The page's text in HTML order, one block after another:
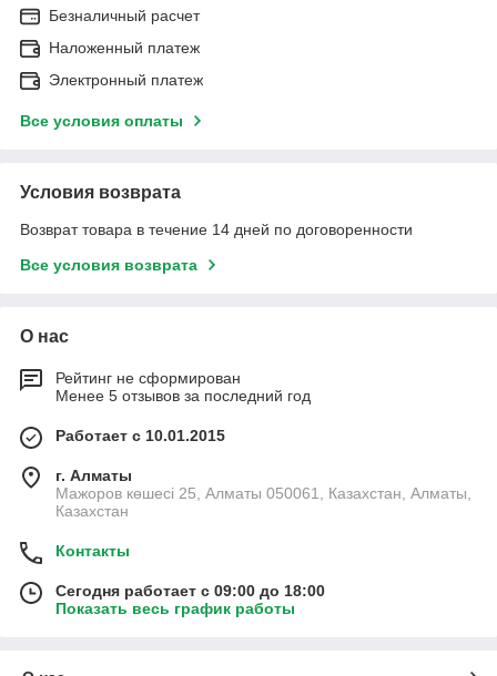
Безналичный расчет
Наложенный платеж
Электронный платеж
Все условия оплаты
Условия возврата
Возврат товара в течение 14 дней по договоренности
Все условия возврата
О нас
Рейтинг не сформирован
Менее 5 отзывов за последний год
Работает с 10.01.2015
г. Алматы
Мажоров көшесі 25, Алматы 050061, Казахстан, Алматы,
Казахстан
Контакты
Сегодня работает с 09:00 до 18:00
Показать весь график работы